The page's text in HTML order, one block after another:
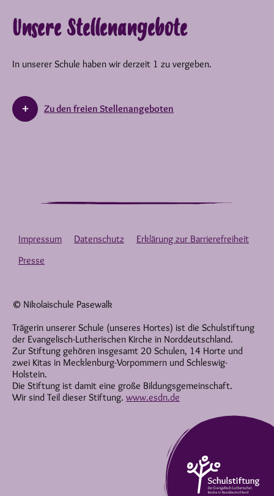
Unsere Stellenangebote
In unserer Schule haben wir derzeit 1 zu vergeben.
Zu den freien Stellenangeboten
© Nikolaischule Pasewalk
Trägerin unserer Schule (unseres Hortes) ist die Schulstiftung
der Evangelisch-Lutherischen Kirche in Norddeutschland.
Zur Stiftung gehören insgesamt 20 Schulen, 14 Horte und
zwei Kitas in Mecklenburg-Vorpommern und Schleswig-
Holstein.
Die Stiftung ist damit eine große Bildungsgemeinschaft.
Wir sind Teil dieser Stiftung. www.esdn.de
Impressum Datenschutz
Erklärung zur Barrierefreiheit
Presse